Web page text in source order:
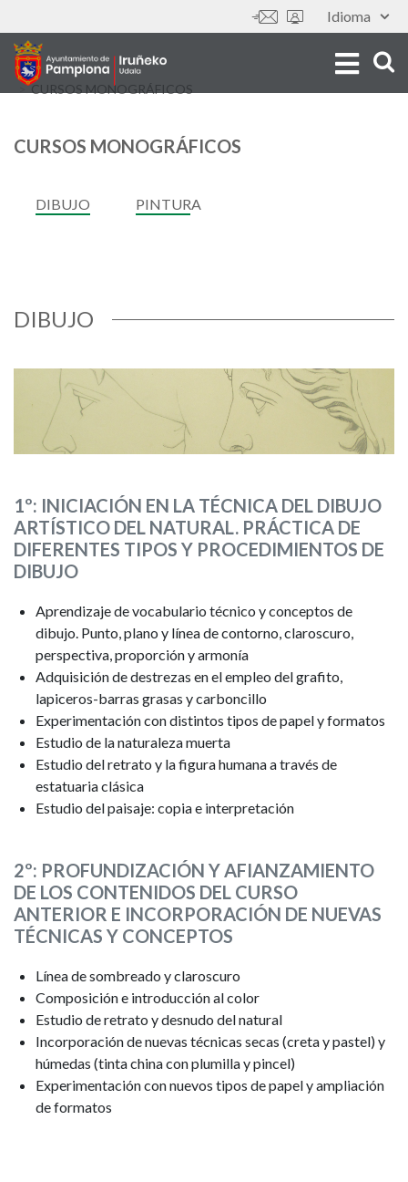
to
main
content
Idioma
Tools
CURSOS MONOGRÁFICOS
CURSOS MONOGRÁFICOS
DIBUJO PINTURA
DIBUJO
1º: INICIACIÓN EN LA TÉCNICA DEL DIBUJO
ARTÍSTICO DEL NATURAL. PRÁCTICA DE
DIFERENTES TIPOS Y PROCEDIMIENTOS DE
DIBUJO
Aprendizaje de vocabulario técnico y conceptos de
dibujo. Punto, plano y línea de contorno, claroscuro,
perspectiva, proporción y armonía
Adquisición de destrezas en el empleo del grafito,
lapiceros-barras grasas y carboncillo
Experimentación con distintos tipos de papel y formatos
Estudio de la naturaleza muerta
Estudio del retrato y la figura humana a través de
estatuaria clásica
Estudio del paisaje: copia e interpretación
2º: PROFUNDIZACIÓN Y AFIANZAMIENTO
DE LOS CONTENIDOS DEL CURSO
ANTERIOR E INCORPORACIÓN DE NUEVAS
TÉCNICAS Y CONCEPTOS
Línea de sombreado y claroscuro
Composición e introducción al color
Estudio de retrato y desnudo del natural
Incorporación de nuevas técnicas secas (creta y pastel) y
húmedas (tinta china con plumilla y pincel)
Experimentación con nuevos tipos de papel y ampliación
de formatos